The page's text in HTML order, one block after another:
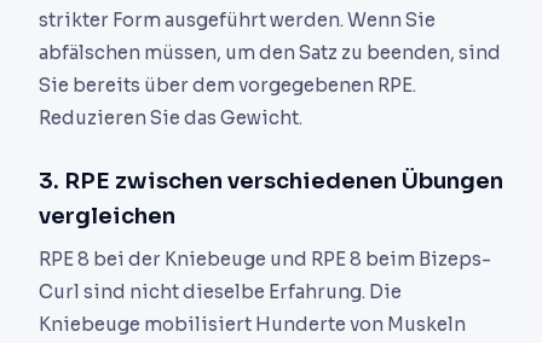
strikter Form ausgeführt werden. Wenn Sie
abfälschen müssen, um den Satz zu beenden, sind
Sie bereits über dem vorgegebenen RPE.
Reduzieren Sie das Gewicht.
3. RPE zwischen verschiedenen Übungen
vergleichen
RPE 8 bei der Kniebeuge und RPE 8 beim Bizeps-
Curl sind nicht dieselbe Erfahrung. Die
Kniebeuge mobilisiert Hunderte von Muskeln